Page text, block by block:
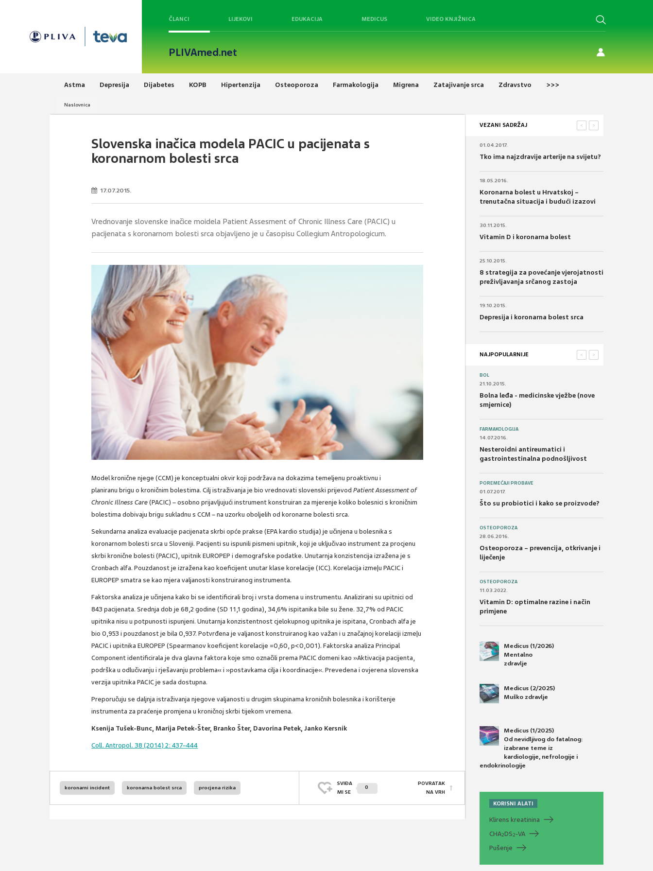
ČLANCI LIJEKOVI EDUKACIJA MEDICUS VIDEO KNJIŽNICA
PLIVAmed.net
Astma Depresija Dijabetes KOPB Hipertenzija Osteoporoza Farmakologija Migrena Zatajivanje srca Zdravstvo >>>
Naslovnica
Slovenska inačica modela PACIC u pacijenata s
koronarnom bolesti srca
17.07.2015.
Vrednovanje slovenske inačice moidela Patient Assesment of Chronic Illness Care (PACIC) u
pacijenata s koronarnom bolesti srca objavljeno je u časopisu Collegium Antropologicum.
Model kronične njege (CCM) je konceptualni okvir koji podržava na dokazima temeljenu proaktivnu i
planiranu brigu o kroničnim bolestima. Cilj istraživanja je bio vrednovati slovenski prijevodPatient Assessment of
Chronic Illness Care(PACIC) – osobno prijavljujući instrument konstruiran za mjerenje koliko bolesnici s kroničnim
bolestima dobivaju brigu sukladnu s CCM – na uzorku oboljelih od koronarne bolesti srca.
Sekundarna analiza evaluacije pacijenata skrbi opće prakse (EPA kardio studija) je učinjena u bolesnika s
koronarnom bolesti srca u Sloveniji. Pacijenti su ispunili pismeni upitnik, koji je uključivao instrument za procjenu
skrbi kronične bolesti (PACIC), upitnik EUROPEP i demografske podatke. Unutarnja konzistencija izražena je s
Cronbach alfa. Pouzdanost je izražena kao koeficijent unutar klase korelacije (ICC). Korelacija izme|u PACIC i
EUROPEP smatra se kao mjera valjanosti konstruiranog instrumenta.
Faktorska analiza je učinjena kako bi se identificirali broj i vrsta domena u instrumentu. Analizirani su upitnici od
843 pacijenata. Srednja dob je 68,2 godine (SD 11,1 godina), 34,6% ispitanika bile su žene. 32,7% od PACIC
upitnika nisu u potpunosti ispunjeni. Unutarnja konzistentnost cjelokupnog upitnika je ispitana, Cronbach alfa je
bio 0,953 i pouzdanost je bila 0,937. Potvrđena je valjanost konstruiranog kao važan i u značajnoj korelaciji izme|u
PACIC i upitnika EUROPEP (Spearmanov koeficijent korelacije =0,60, p<0,001). Faktorska analiza Principal
Component identificirala je dva glavna faktora koje smo označili prema PACIC domeni kao »Aktivacija pacijenta,
podrška u odlučivanju i rješavanju problema« i »postavkama cilja i koordinacije«. Prevedena i ovjerena slovenska
verzija upitnika PACIC je sada dostupna.
Preporučuju se daljnja istraživanja njegove valjanosti u drugim skupinama kroničnih bolesnika i korištenje
instrumenta za praćenje promjena u kroničnoj skrbi tijekom vremena.
Ksenija Tušek-Bunc, Marija Petek-Šter, Branko Šter, Davorina Petek, Janko Kersnik
Coll. Antropol. 38 (2014) 2: 437–444
koronarni incident koronarna bolest srca procjena rizika
SVIĐA
MI SE
0
POVRATAK
NA VRH
VEZANI SADRŽAJ >
<
01.04.2017.
Tko ima najzdravije arterije na svijetu?
18.05.2016.
Koronarna bolest u Hrvatskoj –
trenutačna situacija i budući izazovi
30.11.2015.
Vitamin D i koronarna bolest
25.10.2015.
8 strategija za povećanje vjerojatnosti
preživljavanja srčanog zastoja
19.10.2015.
Depresija i koronarna bolest srca
NAJPOPULARNIJE >
<
BOL
21.10.2015.
Bolna leđa - medicinske vježbe (nove
smjernice)
FARMAKOLOGIJA
14.07.2016.
Nesteroidni antireumatici i
gastrointestinalna podnošljivost
POREMEĆAJI PROBAVE
01.07.2017.
Što su probiotici i kako se proizvode?
OSTEOPOROZA
28.06.2016.
Osteoporoza – prevencija, otkrivanje i
liječenje
OSTEOPOROZA
11.03.2022.
Vitamin D: optimalne razine i način
primjene
Medicus (1/2026)
Mentalno
zdravlje
Medicus (2/2025)
Muško zdravlje
Medicus (1/2025)
Od nevidljivog do fatalnog:
izabrane teme iz
kardiologije, nefrologije i
endokrinologije
KORISNI ALATI
Klirens kreatinina
CHA2DS2-VA
Pušenje